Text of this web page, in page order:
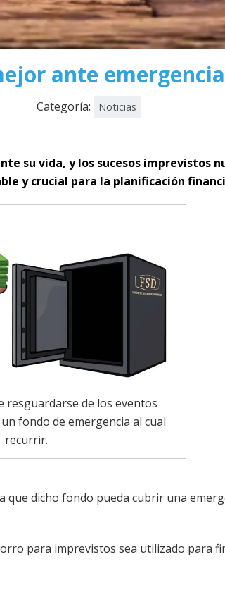
ante
Categoría: Noticias
su vida, y los sucesos imprevistos
y crucial para la planificación
resguardarse de los eventos
fondo de emergencia al cual
recurrir.
que dicho fondo pueda cubrir una
para imprevistos sea utilizado para